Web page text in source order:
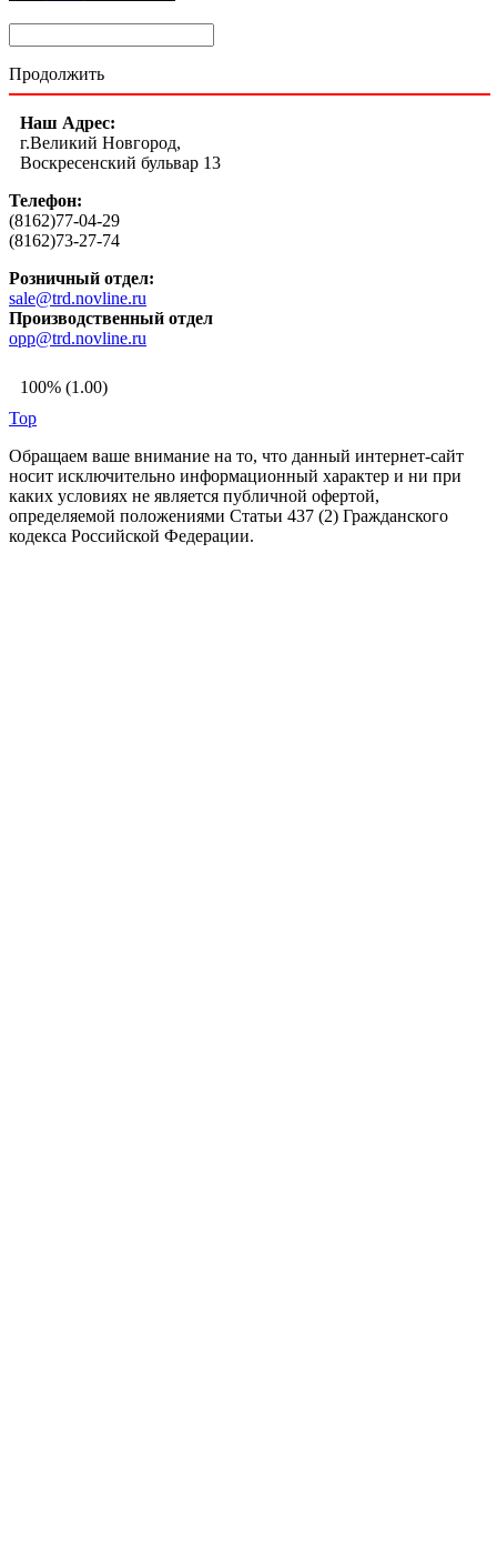
Продолжить
Наш Адрес:
г.Великий Новгород,
Воскресенский бульвар 13
Телефон:
(8162)77-04-29
(8162)73-27-74
Розничный отдел:
sale@trd.novline.ru
Производственный отдел
opp@trd.novline.ru
100% (1.00)
Top
Обращаем ваше внимание на то, что данный интернет-сайт
носит исключительно информационный характер и ни при
каких условиях не является публичной офертой,
определяемой положениями Статьи 437 (2) Гражданского
кодекса Российской Федерации.